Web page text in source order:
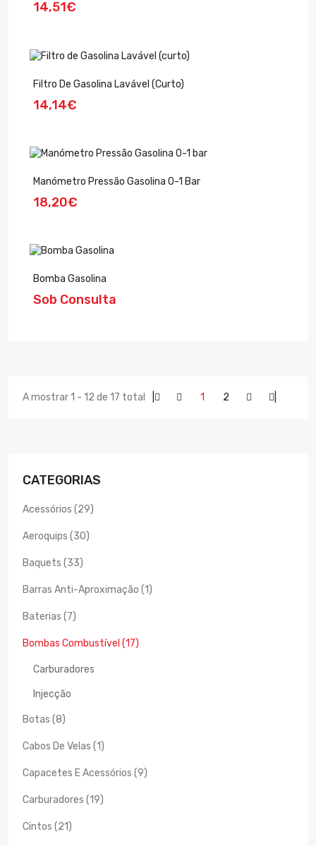
14,51€
Filtro De Gasolina Lavável (curto)
14,14€
Manómetro Pressão Gasolina 0-1 Bar
18,20€
Bomba Gasolina
Sob Consulta
1 2
A mostrar 1 - 12 de 17 total
CATEGORIAS
Acessórios (29)
Aeroquips (30)
Baquets (33)
Barras Anti-Aproximação (1)
Baterias (7)
Bombas Combustível (17)
Carburadores
Injecção
Botas (8)
Cabos De Velas (1)
Capacetes E Acessórios (9)
Carburadores (19)
Cintos (21)